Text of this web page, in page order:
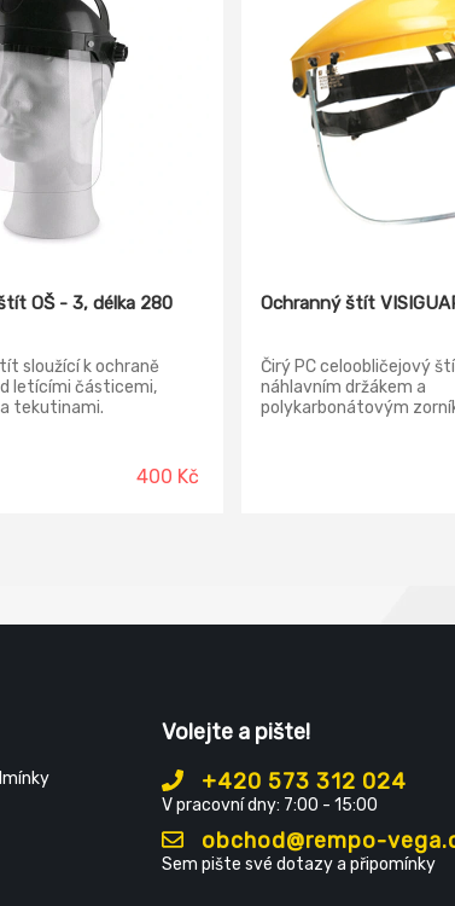
OŠ - 3, délka 280
sloužící k ochraně
letícími částicemi,
tekutinami.
400 Kč
Ochranný štít
Čirý PC celoobličejový
náhlavním držákem a
polykarbonátovým
Volejte a pište!
+420 573 312 024
V pracovní dny: 7:00 - 15:00
obchod@rempo-
Sem pište své dotazy a připomínky